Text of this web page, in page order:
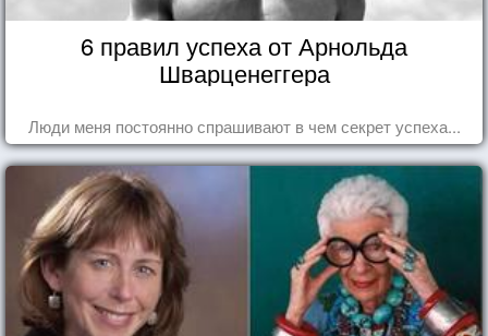
6 правил успеха от Арнольда
Шварценеггера
Люди меня постоянно спрашивают в чем секрет успеха...